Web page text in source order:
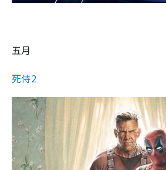
五月
死侍2